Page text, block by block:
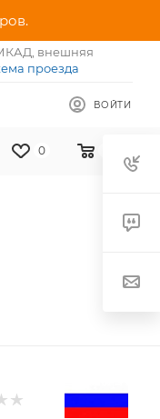
внешняя
проезда
ВОЙТИ
0